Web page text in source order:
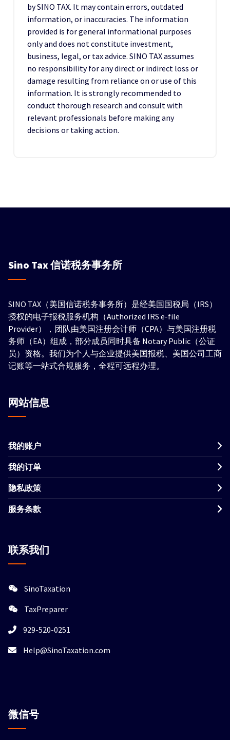
by SINO TAX. It may contain errors, outdated
information, or inaccuracies. The information
provided is for general informational purposes
only and does not constitute investment,
business, legal, or tax advice. SINO TAX assumes
no responsibility for any direct or indirect loss or
damage resulting from reliance on or use of this
information. It is strongly recommended to
conduct thorough research and consult with
relevant professionals before making any
decisions or taking action.
Sino Tax信诺税务事务所
SINO TAX（美国信诺税务事务所）是经美国国税局（IRS）
授权的电子报税服务机构（Authorized IRS e-file
Provider），团队由美国注册会计师（CPA）与美国注册税
务师（EA）组成，部分成员同时具备 Notary Public（公证
员）资格。我们为个人与企业提供美国报税、美国公司工商
记账等一站式合规服务，全程可远程办理。
网站信息
我的账户
我的订单
隐私政策
服务条款
联系我们
SinoTaxation
TaxPreparer
929-520-0251
Help@SinoTaxation.com
微信号